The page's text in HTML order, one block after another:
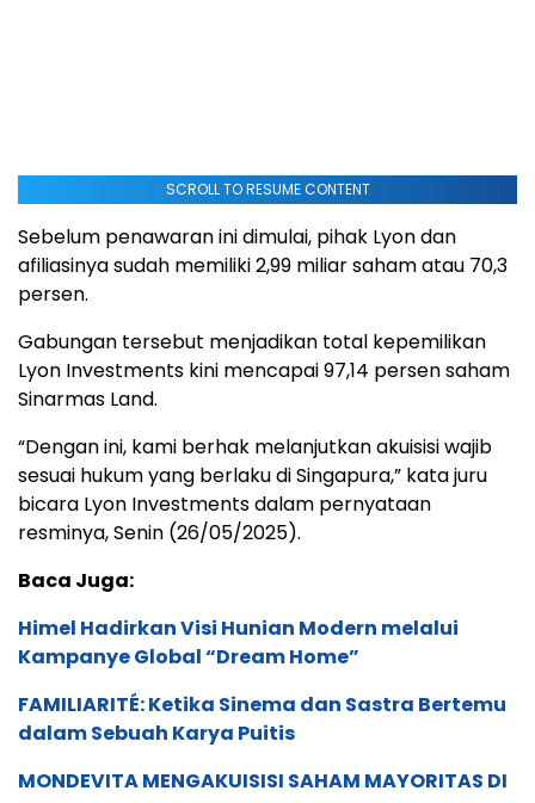
SCROLL TO RESUME CONTENT
Sebelum penawaran ini dimulai, pihak Lyon dan
afiliasinya sudah memiliki 2,99 miliar saham atau 70,3
persen.
Gabungan tersebut menjadikan total kepemilikan
Lyon Investments kini mencapai 97,14 persen saham
Sinarmas Land.
“Dengan ini, kami berhak melanjutkan akuisisi wajib
sesuai hukum yang berlaku di Singapura,” kata juru
bicara Lyon Investments dalam pernyataan
resminya, Senin (26/05/2025).
Baca Juga:
Himel Hadirkan Visi Hunian Modern melalui
Kampanye Global “Dream Home”
FAMILIARITÉ: Ketika Sinema dan Sastra Bertemu
dalam Sebuah Karya Puitis
MONDEVITA MENGAKUISISI SAHAM MAYORITAS DI